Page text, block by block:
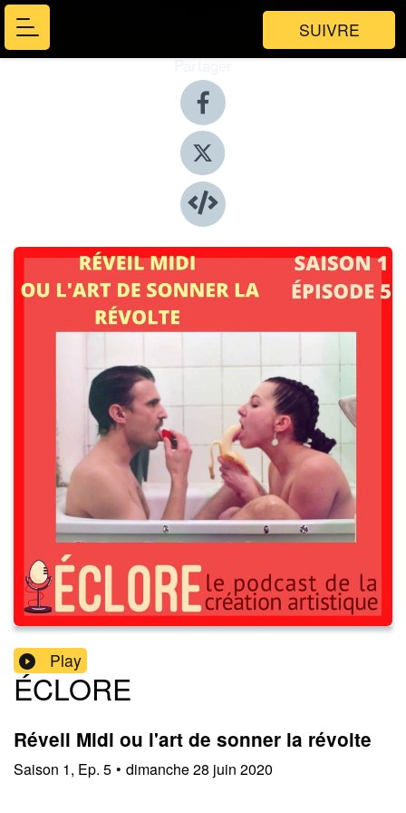
SUIVRE
Partager
Play
ÉCLORE
Réveil Midi ou l'art de sonner la révolte
Saison 1, Ep. 5 • dimanche 28 juin 2020